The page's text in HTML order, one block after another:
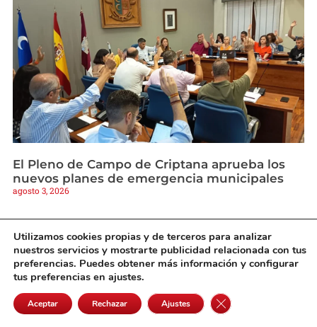
El Pleno de Campo de Criptana aprueba los
nuevos planes de emergencia municipales
agosto 3, 2026
Utilizamos cookies propias y de terceros para analizar
nuestros servicios y mostrarte publicidad relacionada con tus
preferencias. Puedes obtener más información y configurar
tus preferencias en ajustes.
Aceptar Rechazar Ajustes Cerrar el banner de